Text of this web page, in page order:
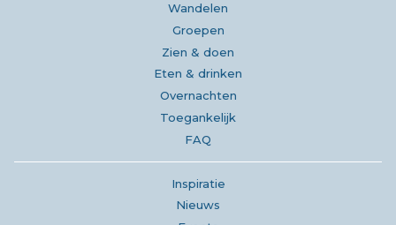
Wandelen
Groepen
Zien & doen
Eten & drinken
Overnachten
Toegankelijk
FAQ
Inspiratie
Nieuws